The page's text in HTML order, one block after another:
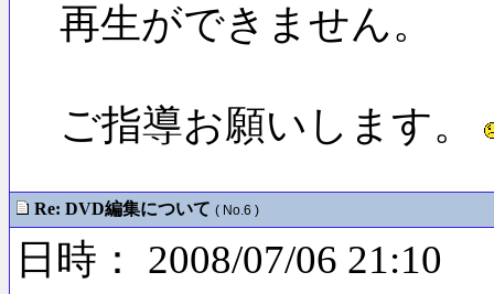
再生ができません。
ご指導お願いします。
Re: DVD編集について ( No.6 )
日時： 2008/07/06 21:10